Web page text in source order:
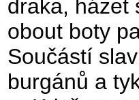
draka, házet
obout boty
Součástí
burgánů a